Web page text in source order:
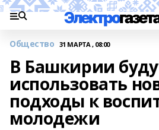
Общество 31 МАРТА , 08:00
В Башкирии
использовать
подходы к
молодежи